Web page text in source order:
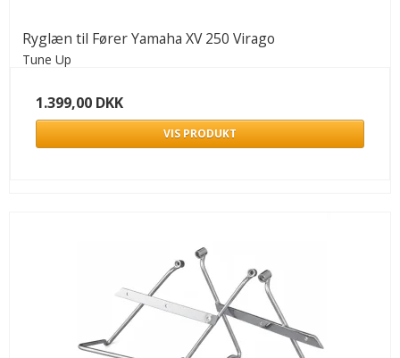
Ryglæn til Fører Yamaha XV 250 Virago
Tune Up
1.399,00 DKK
VIS PRODUKT